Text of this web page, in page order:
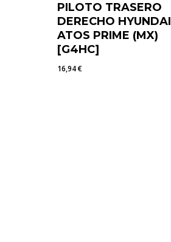
PILOTO TRASERO
DERECHO HYUNDAI
ATOS PRIME (MX)
[G4HC]
16,94€